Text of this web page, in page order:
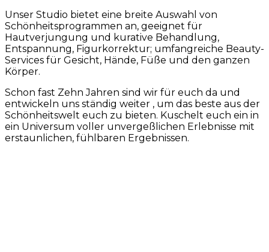
Unser Studio bietet eine breite Auswahl von
Schönheitsprogrammen an, geeignet für
Hautverjungung und kurative Behandlung,
Entspannung, Figurkorrektur; umfangreiche Beauty-
Services für Gesicht, Hände, Füße und den ganzen
Körper.
Schon fast Zehn Jahren sind wir für euch da und
entwickeln uns ständig weiter , um das beste aus der
Schönheitswelt euch zu bieten. Kuschelt euch ein in
ein Universum voller unvergeßlichen Erlebnisse mit
erstaunlichen, fühlbaren Ergebnissen.